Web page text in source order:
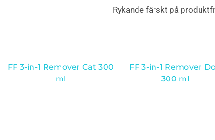
Rykande färskt på
FF 3-in-1 Remover Cat 300
ml
FF 3-in-1 Remover
300 ml